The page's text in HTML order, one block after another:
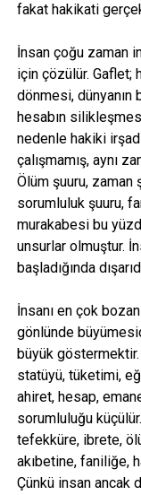
fakat hakikati
İnsan çoğu zaman
için çözülür. Gaflet;
dönmesi, dünyanın
hesabın
nedenle hakiki
çalışmamış, aynı
Ölüm şuuru, zaman
sorumluluk şuuru,
murakabesi bu
unsurlar olmuştur.
başladığında
İnsanı en çok
gönlünde
büyük
statüyü, tüketimi,
ahiret, hesap,
sorumluluğu
tefekküre, ibrete,
akıbetine, faniliğe,
Çünkü insan ancak